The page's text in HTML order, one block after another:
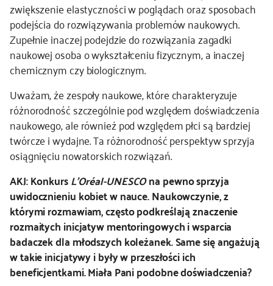
zwiększenie elastyczności w poglądach oraz sposobach
podejścia do rozwiązywania problemów naukowych.
Zupełnie inaczej podejdzie do rozwiązania zagadki
naukowej osoba o wykształceniu fizycznym, a inaczej
chemicznym czy biologicznym.
Uważam, że zespoły naukowe, które charakteryzuje
różnorodność szczególnie pod względem doświadczenia
naukowego, ale również pod względem płci są bardziej
twórcze i wydajne. Ta różnorodność perspektyw sprzyja
osiągnięciu nowatorskich rozwiązań.
AKJ: KonkursL’Oréal-UNESCOna pewno sprzyja
uwidocznieniu kobiet w nauce. Naukowczynie, z
którymi rozmawiam, często podkreślają znaczenie
rozmaitych inicjatyw mentoringowych i wsparcia
badaczek dla młodszych koleżanek. Same się angażują
w takie inicjatywy i były w przeszłości ich
beneficjentkami. Miała Pani podobne doświadczenia?